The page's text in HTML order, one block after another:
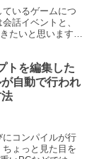
いるゲームにつ
話イベントと、
たいと思います。
トを編集した
自動で行われ
コンパイルが行
ょっと見た目を